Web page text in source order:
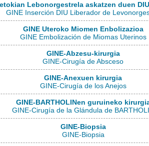
Lebonorgestrela askatzen duen
GINE Inserción DIU Liberador de
GINE Uteroko Miomen Enbolizazioa
GINE Embolización de Miomas Uterinos
GINE-Abzesu-kirurgia
GINE-Cirugía de Absceso
GINE-Anexuen kirurgia
GINE-Cirugía de los Anejos
GINE-BARTHOLINen guruineko
GINE-Cirugía de la Glándula de
GINE-Biopsia
GINE-Biopsia